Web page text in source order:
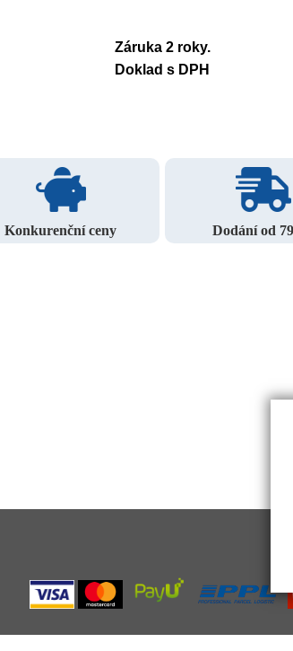
Záruka 2 roky.
Doklad s DPH
Konkurenční ceny Dodání od